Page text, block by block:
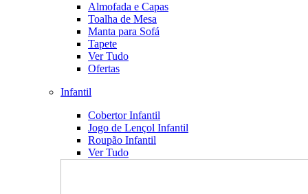
Almofada e Capas
Toalha de Mesa
Manta para Sofá
Tapete
Ver Tudo
Ofertas
Infantil
Cobertor Infantil
Jogo de Lençol Infantil
Roupão Infantil
Ver Tudo